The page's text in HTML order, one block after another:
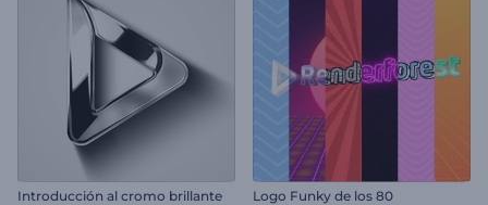
Introducción al cromo brillante Logo Funky de los 80